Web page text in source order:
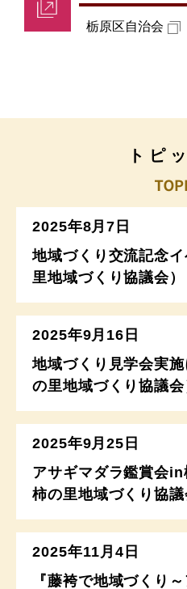
栃原区自治会
トピ
2025年8月7日
地域づくり交流記念
里地域づくり協議会）
2025年9月16日
地域づくり見学会実
の里地域づくり協議会
2025年9月25日
アサギマダラ鑑賞会
柿の里地域づくり協議
2025年11月4日
『藤袴で地域づくり